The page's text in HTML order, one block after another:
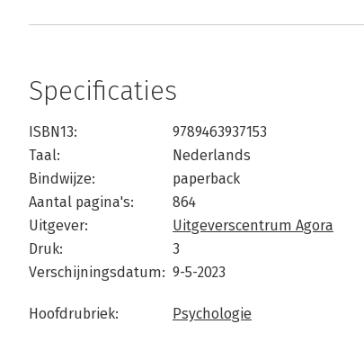
Specificaties
ISBN13:
9789463937153
Taal:
Nederlands
Bindwijze:
paperback
Aantal pagina's:
864
Uitgever:
Uitgeverscentrum Agora
Druk:
3
Verschijningsdatum: 9-5-2023
Hoofdrubriek: Psychologie